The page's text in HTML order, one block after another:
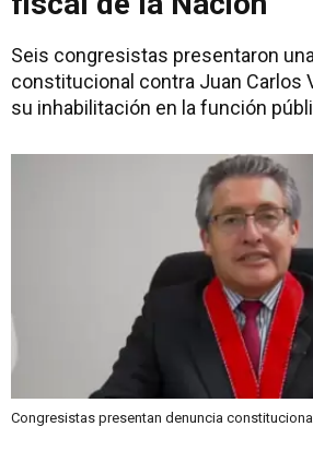
Seis congresistas presentaron
constitucional contra Juan Carlos
su inhabilitación en la función
Congresistas presentan denuncia